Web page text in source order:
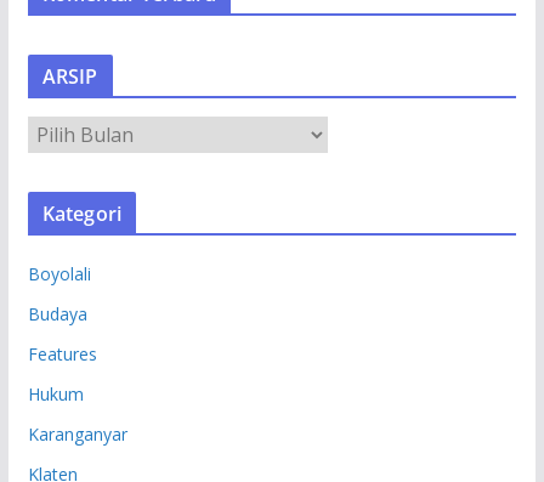
ARSIP
R
S
Kategori
Boyolali
Budaya
Features
Hukum
Karanganyar
Klaten